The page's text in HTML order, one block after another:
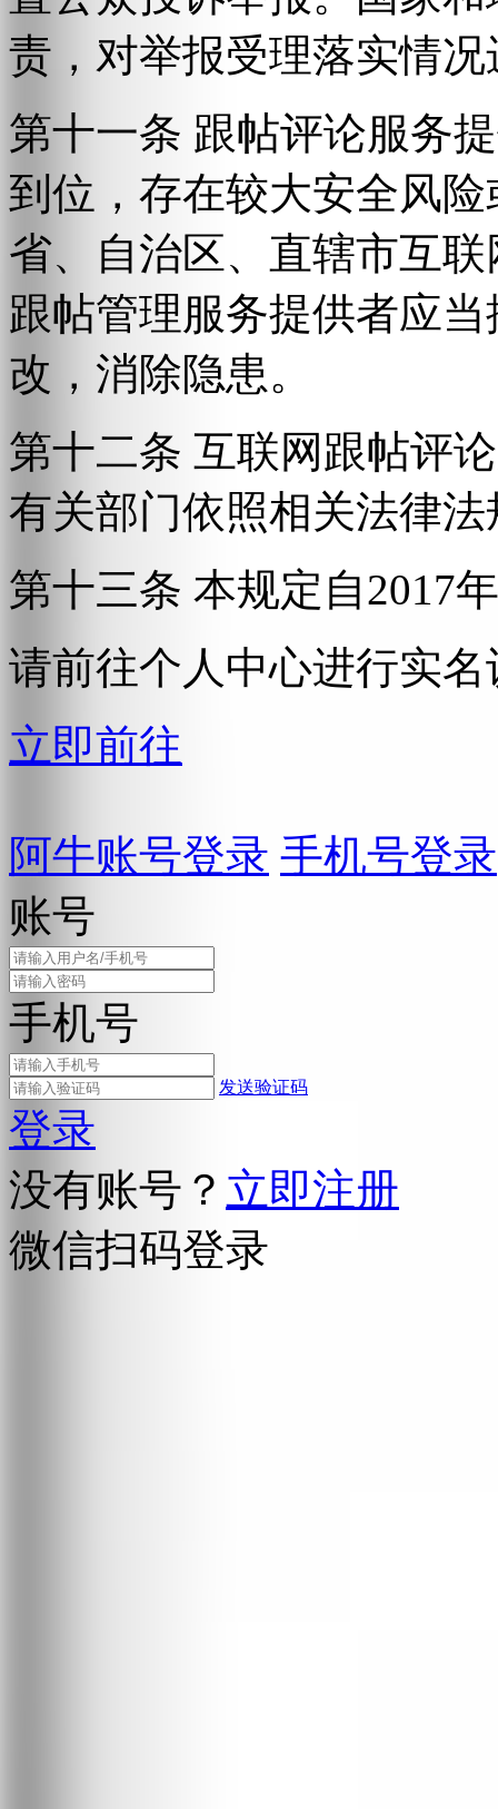
责，对举报受理落实情
第十一条 跟帖评论服务
到位，存在较大安全风
省、自治区、直辖市互
跟帖管理服务提供者应
改，消除隐患。
第十二条 互联网跟帖评
有关部门依照相关法律
第十三条 本规定自2017
请前往个人中心进行实名
立即前往
阿牛账号登录 手机号登录
账号
手机号
发送验证码
登录
没有账号？ 立即注册
微信扫码登录